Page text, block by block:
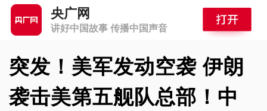
央广网
讲好中国故事 传播中国声音
突发！美军发动空袭 伊朗
袭击美第五舰队总部！中